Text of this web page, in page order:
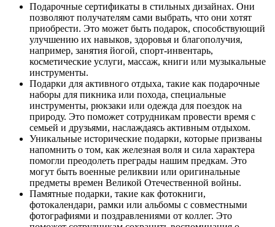
Подарочные сертификаты в стильных дизайнах. Они
позволяют получателям сами выбрать, что они хотят
приобрести. Это может быть подарок, способствующий
улучшению их навыков, здоровья и благополучия,
например, занятия йогой, спорт-инвентарь,
косметические услуги, массаж, книги или музыкальные
инструменты.
Подарки для активного отдыха, такие как подарочные
наборы для пикника или похода, специальные
инструменты, рюкзаки или одежда для поездок на
природу. Это поможет сотрудникам провести время с
семьей и друзьями, наслаждаясь активным отдыхом.
Уникальные исторические подарки, которые призваны
напомнить о том, как железная воля и сила характера
помогли преодолеть преграды нашим предкам. Это
могут быть военные реликвии или оригинальные
предметы времен Великой Отечественной войны.
Памятные подарки, такие как фотокниги,
фотокалендари, рамки или альбомы с совместными
фотографиями и поздравлениями от коллег. Это